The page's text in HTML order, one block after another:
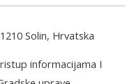
Solin, Hrvatska
informacijama I